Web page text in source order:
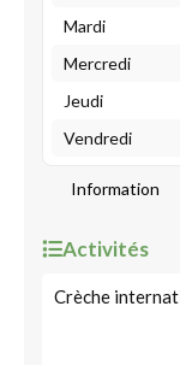
Mardi
Mercredi
Jeudi
Vendredi
Information
Activités
Crèche